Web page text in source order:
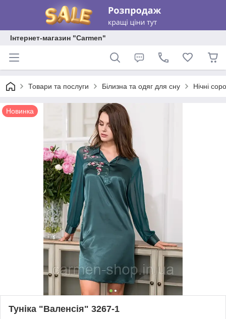
Інтернет-магазин "Carmen"
Товари та послуги Білизна та одяг для сну Нічні
Новинка
Туніка "Валенсія" 3267-1